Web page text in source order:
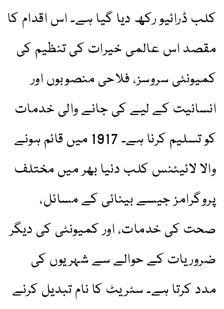
کلب ڈرائیو رکھ دیا گیا ہے۔ اس اقدام کا
مقصد اس عالمی خیرات کی تنظیم کی
کمیونٹی سروسز، فلاحی منصوبوں اور
انسانیت کے لیے کی جانے والی خدمات
کو تسلیم کرنا ہے۔ 1917 میں قائم ہونے
والا لائیئنس کلب دنیا بھر میں مختلف
پروگرامز جیسے بینائی کے مسائل،
صحت کی خدمات، اور کمیونٹی کی دیگر
ضروریات کے حوالے سے شہریوں کی
مدد کرتا ہے۔ سٹریٹ کا نام تبدیل کرنے